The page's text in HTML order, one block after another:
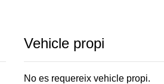
Vehicle propi
No es requereix vehicle propi.